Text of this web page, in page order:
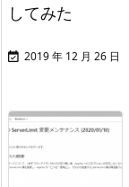
してみた
 2019 年 12 月 26 日